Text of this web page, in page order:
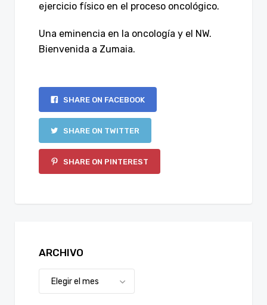
ejercicio físico en el proceso oncológico.
Una eminencia en la oncología y el NW.
Bienvenida a Zumaia.
SHARE ON FACEBOOK
SHARE ON TWITTER
SHARE ON PINTEREST
ARCHIVO